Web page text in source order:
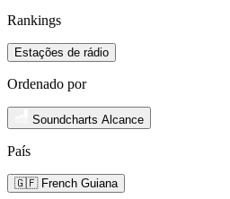
Rankings
Estações de rádio
Ordenado por
Soundcharts Alcance
País
🇬🇫 French Guiana